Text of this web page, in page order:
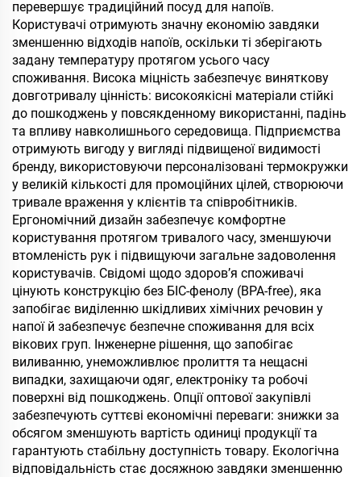
перевершує традиційний посуд для напоїв.
Користувачі отримують значну економію завдяки
зменшенню відходів напоїв, оскільки ті зберігають
задану температуру протягом усього часу
споживання. Висока міцність забезпечує виняткову
довготривалу цінність: високоякісні матеріали стійкі
до пошкоджень у повсякденному використанні, падінь
та впливу навколишнього середовища. Підприємства
отримують вигоду у вигляді підвищеної видимості
бренду, використовуючи персоналізовані термокружки
у великій кількості для промоційних цілей, створюючи
тривале враження у клієнтів та співробітників.
Ергономічний дизайн забезпечує комфортне
користування протягом тривалого часу, зменшуючи
втомленість рук і підвищуючи загальне задоволення
користувачів. Свідомі щодо здоров’я споживачі
цінують конструкцію без БІС-фенолу (BPA-free), яка
запобігає виділенню шкідливих хімічних речовин у
напої й забезпечує безпечне споживання для всіх
вікових груп. Інженерне рішення, що запобігає
виливанню, унеможливлює пролиття та нещасні
випадки, захищаючи одяг, електроніку та робочі
поверхні від пошкоджень. Опції оптової закупівлі
забезпечують суттєві економічні переваги: знижки за
обсягом зменшують вартість одиниці продукції та
гарантують стабільну доступність товару. Екологічна
відповідальність стає досяжною завдяки зменшенню